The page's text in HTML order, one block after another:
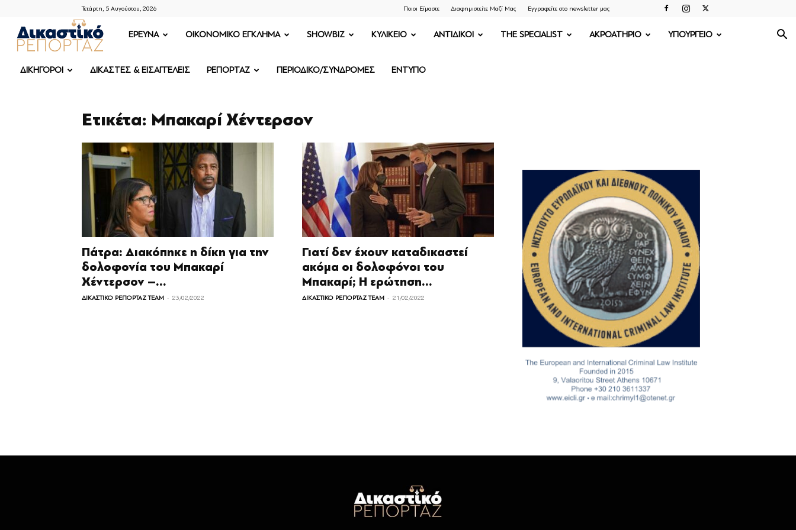
Τετάρτη, 5 Αυγούστου, 2026 Ποιοι Είμαστε Διαφημιστείτε Μαζί Μας Εγγραφείτε στο newsletter μας
ΔΙΚΑΣΤΙΚΟ
ΡΕΠΟΡΤΑΖ
ΕΡΕΥΝΑ OIKONOMIKO ΕΓΚΛΗΜΑ SHOWBIZ ΚΥΛΙΚΕΙΟ ΑΝΤΙΔΙΚΟΙ THE SPECIALIST ΑΚΡΟΑΤΗΡΙΟ ΥΠΟΥΡΓΕΙΟ
ΔΙΚΗΓΟΡΟΙ ΔΙΚΑΣΤΕΣ & ΕΙΣΑΓΓΕΛΕΙΣ ΡΕΠΟΡΤΑΖ ΠΕΡΙΟΔΙΚΟ/ΣΥΝΔΡΟΜΕΣ ΕΝΤΥΠΟ
Ετικέτα: Μπακαρί Χέντερσον
Πάτρα: Διακόπηκε η δίκη για την
δολοφονία του Μπακαρί
Χέντερσον –...
ΔΙΚΑΣΤΙΚΟ ΡΕΠΟΡΤΑΖ TEAM - 23/02/2022
Γιατί δεν έχουν καταδικαστεί
ακόμα οι δολοφόνοι του
Μπακαρί; Η ερώτηση...
ΔΙΚΑΣΤΙΚΟ ΡΕΠΟΡΤΑΖ TEAM - 21/02/2022